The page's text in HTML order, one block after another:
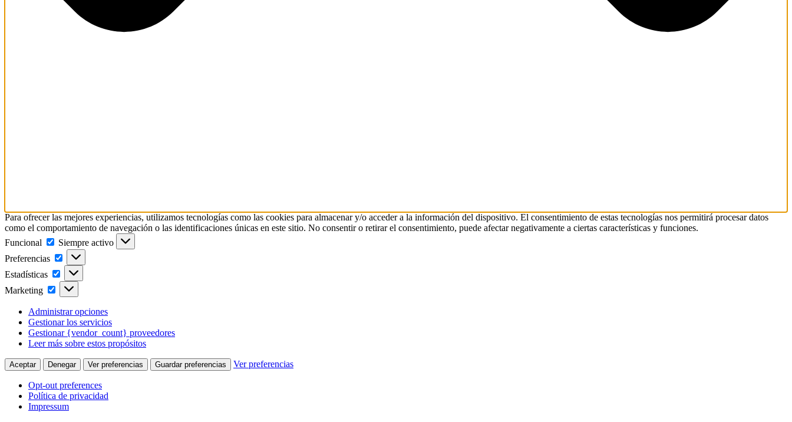
Para ofrecer las mejores experiencias, utilizamos tecnologías como las cookies para almacenar y/o acceder a la información del dispositivo. El consentimiento de estas tecnologías nos permitirá procesar datos
como el comportamiento de navegación o las identificaciones únicas en este sitio. No consentir o retirar el consentimiento, puede afectar negativamente a ciertas características y funciones.
Funcional
Funcional
Siempre activo
Preferencias
Preferencias
Estadísticas Estadísticas
Marketing Marketing
Administrar opciones
Gestionar los servicios
Gestionar {vendor_count} proveedores
Leer más sobre estos propósitos
Aceptar Denegar Ver preferencias Guardar preferencias Ver preferencias
Opt-out preferences
Política de privacidad
Impressum